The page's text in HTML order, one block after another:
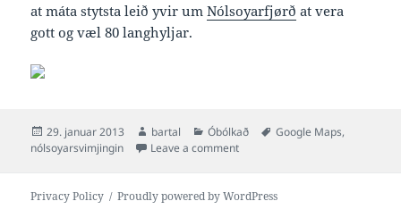
at máta stytsta leið yvir umNólsoyarfjørð at vera
gott og væl 80 langhyljar.
Posted
on
29. januar 2013 Author
bartal Categories
Óbólkað Tags
Google Maps,
nólsoyarsvimjingin
Leave a commenton Máta frástøðu í langhylum
Privacy Policy Proudly powered by WordPress